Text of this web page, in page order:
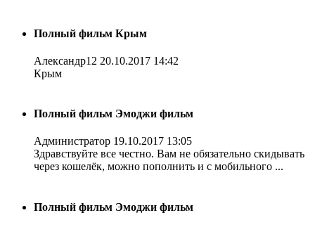
Полный фильм Крым
Александр12 20.10.2017 14:42
Крым
Полный фильм Эмоджи фильм
Администратор 19.10.2017 13:05
Здравствуйте все честно. Вам не обязательно скидывать
через кошелёк, можно пополнить и с мобильного ...
Полный фильм Эмоджи фильм